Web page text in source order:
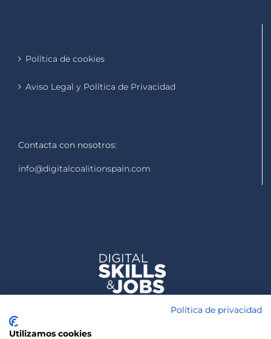
Política de cookies
Aviso Legal y Política de Privacidad
Contacta con nosotros:
info@digitalcoalitionspain.com
Política de privacidad
Utilizamos cookies